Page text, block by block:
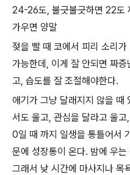
24-26도, 불긋불긋하면 22도
가우면 양말
젖을 빨 때 코에서 피리 소리
가능한데, 이게 잘 안되면 짜
고, 습도를 잘 조절해야한다.
애기가 그냥 달래지지 않을 때
서도 울고, 관심을 달라고 울
0일 때 까지 일생을 통틀어서
문에 성장통이 온다. 밤에 우
그래서 낮 시간에 마사지나 목